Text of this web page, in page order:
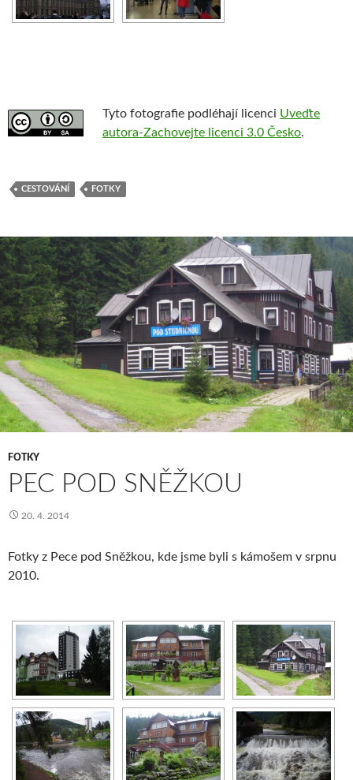
Tyto fotografie podléhají licenci Uveďte
autora-Zachovejte licenci 3.0 Česko.
CESTOVÁNÍ FOTKY
FOTKY
PEC POD SNĚŽKOU
20. 4. 2014
Fotky z Pece pod Sněžkou, kde jsme byli s kámošem v srpnu
2010.